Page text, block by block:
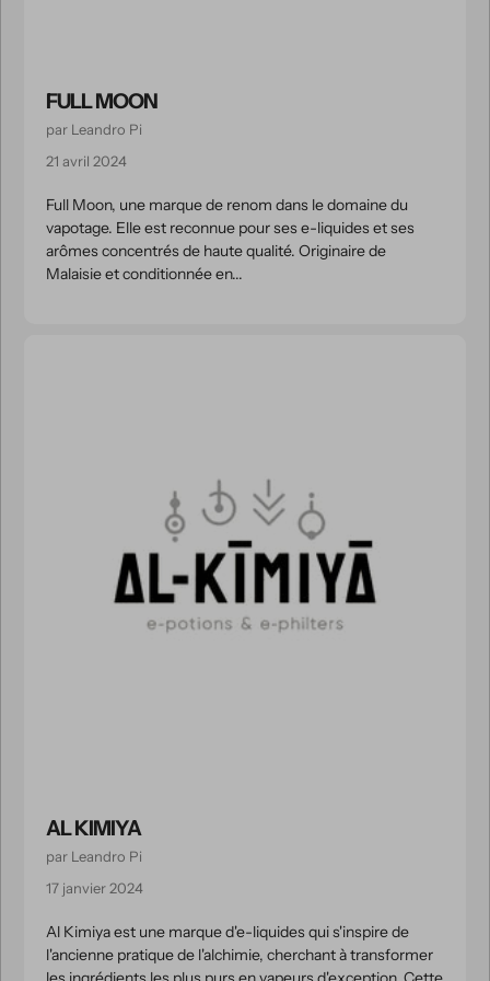
FULL MOON
par Leandro Pi
21 avril 2024
Full Moon, une marque de renom dans le domaine du
vapotage. Elle est reconnue pour ses e-liquides et ses
arômes concentrés de haute qualité. Originaire de
Malaisie et conditionnée en...
AL KIMIYA
par Leandro Pi
17 janvier 2024
Al Kimiya est une marque d'e-liquides qui s'inspire de
l'ancienne pratique de l'alchimie, cherchant à transformer